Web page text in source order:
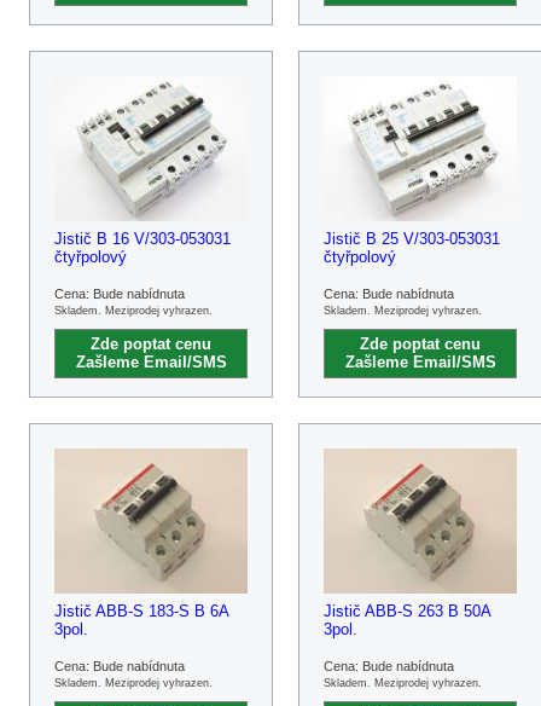
Jistič B 16 V/303-053031
čtyřpolový
Cena: Bude nabídnuta
Skladem. Meziprodej vyhrazen.
Zde poptat cenu
Zašleme Email/SMS
Jistič B 25 V/303-053031
čtyřpolový
Cena: Bude nabídnuta
Skladem. Meziprodej vyhrazen.
Zde poptat cenu
Zašleme Email/SMS
Jistič ABB-S 183-S B 6A
3pol.
Cena: Bude nabídnuta
Skladem. Meziprodej vyhrazen.
Jistič ABB-S 263 B 50A
3pol.
Cena: Bude nabídnuta
Skladem. Meziprodej vyhrazen.